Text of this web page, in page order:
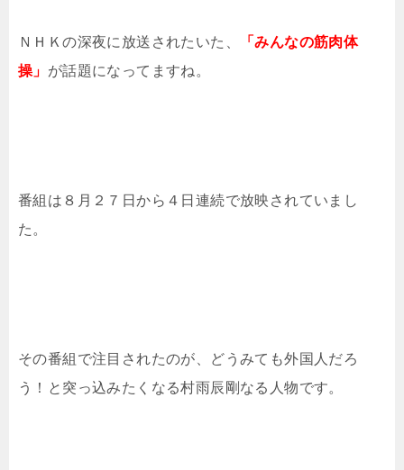
ＮＨＫの深夜に放送されたいた、
「みんなの筋肉体
操」 が話題になってますね。
番組は８月２７日から４日連続で放映されていまし
た。
その番組で注目されたのが、どうみても外国人だろ
う！と突っ込みたくなる村雨辰剛なる人物です。